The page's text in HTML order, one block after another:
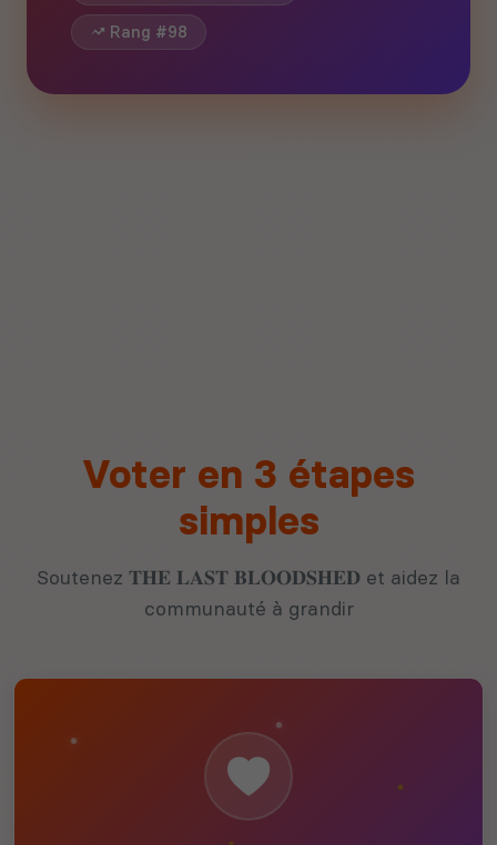
Rang #98
Voter en 3 étapes
simples
Soutenez 𝐓𝐇𝐄 𝐋𝐀𝐒𝐓 𝐁𝐋𝐎𝐎𝐃𝐒𝐇𝐄𝐃 et aidez la
communauté à grandir